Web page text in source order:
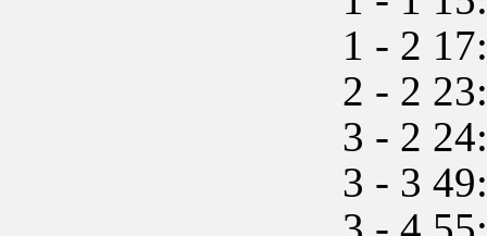
1 - 2
2 - 2
3 - 2
3 - 3